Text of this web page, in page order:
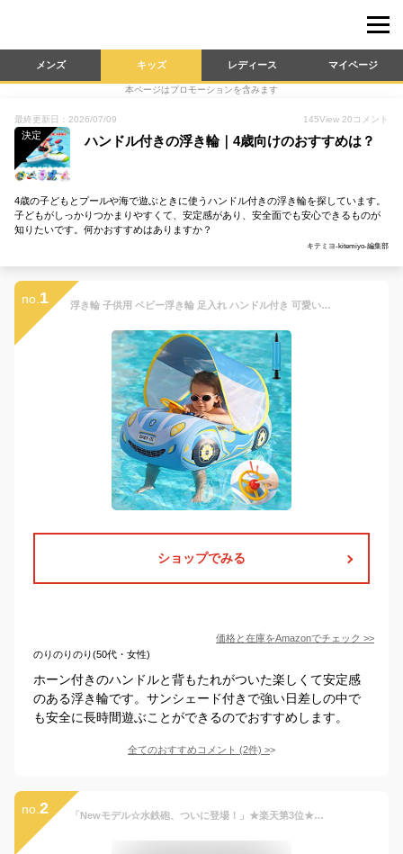
メンズ キッズ レディース マイページ
本ページはプロモーションを含みます
最終更新日：2026/07/09 145View 20 コメント
決定 ハンドル付きの浮き輪｜4歳向けのおすすめは？
4歳の子どもとプールや海で遊ぶときに使うハンドル付きの浮き輪を探しています。
子どもがしっかりつかまりやすくて、安定感があり、安全面でも安心できるものが
知りたいです。何かおすすめはありますか？
キテミヨ-kitemiyo-編集部
no. 1 浮き輪 子供用 ベビー浮き輪 足入れ ハンドル付き 可愛いプリント スーパースポーツカー フロート SPF50+ 取り外し可能なサンシェード キッズ 男の子 女の子 海 プール 水遊び アウトドア (青)
ショップでみる
価格と在庫をAmazonでチェック >>
のりのりのり(50代・女性)
ホーン付きのハンドルと背もたれがついた楽しくて安定感
のある浮き輪です。サンシェード付きで強い日差しの中で
も安全に長時間遊ぶことができるのでおすすめします。
全てのおすすめコメント (2件) >
no. 2 「Newモデル☆水鉄砲、ついに登場！」★楽天第3位★浮き輪 子供 足入れ プール 浮き輪 赤ちゃん 足入れ フロート 男の子 女の子 浮き輪 足入れ キッズ浮き輪 ハンドル付きフロート ベビーフロート ビーチ プール 水遊び 浮き具 海水浴 水泳 キャラクター 3歳 4歳 6歳